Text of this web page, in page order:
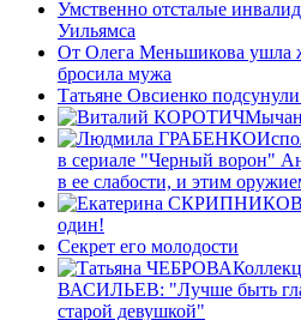
Умственно отсталые
Уильямса
От Олега Меньшикова ушла
бросила мужа
Татьяне Овсиенко
в сериале "Черный ворон"
в ее слабости, и этим
один!
Секрет его молодости
ВАСИЛЬЕВ: "Лучше быть
старой девушкой"